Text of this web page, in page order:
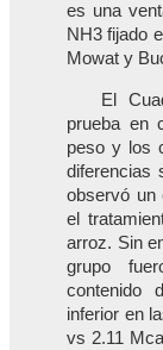
es una
NH3 fijado
Mowat y
El
prueba en
peso y los
diferencias
observó un
el
arroz. Sin
grupo
contenido
inferior en
vs 2.11